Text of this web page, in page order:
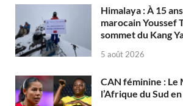
Himalaya : À 15
marocain Youssef
sommet du Kang
5 août 2026
CAN féminine :
l’Afrique du Sud